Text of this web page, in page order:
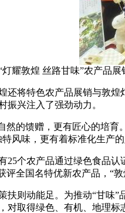
耀敦煌 丝路甘味”农产品
将特色农产品展销与敦煌
振兴注入了强劲动力。
的馈赠，更有匠心的培育。
风味，更有着标准化生产的
个农产品通过绿色食品认证
评全国名特优新农产品，“
则动能足。为推动“甘味”
对取得绿色、有机、地理